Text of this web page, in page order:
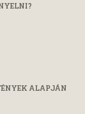
ALAPJÁN